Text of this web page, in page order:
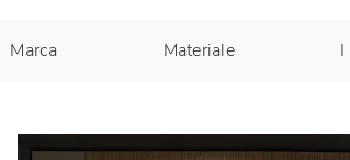
Marca Materiale I